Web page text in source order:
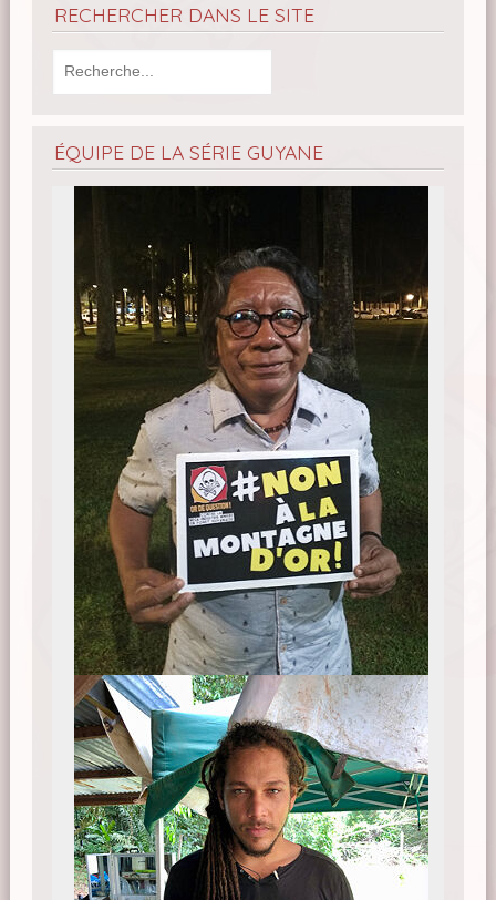
RECHERCHER DANS LE SITE
ÉQUIPE DE LA SÉRIE GUYANE